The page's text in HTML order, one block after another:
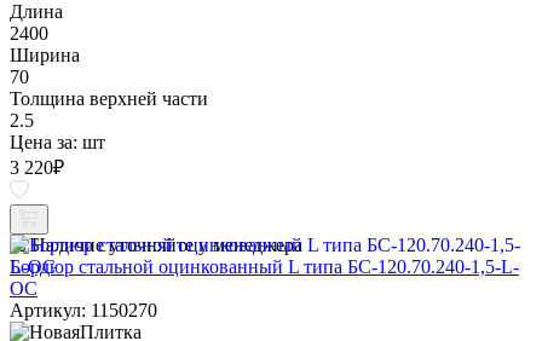
Длина
2400
Ширина
70
Толщина верхней части
2.5
Цена за: шт
3 220₽
Наличие уточняйте у менеджера
Бордюр стальной оцинкованный L типа БС-120.70.240-1,5-L-
ОС
Артикул: 1150270